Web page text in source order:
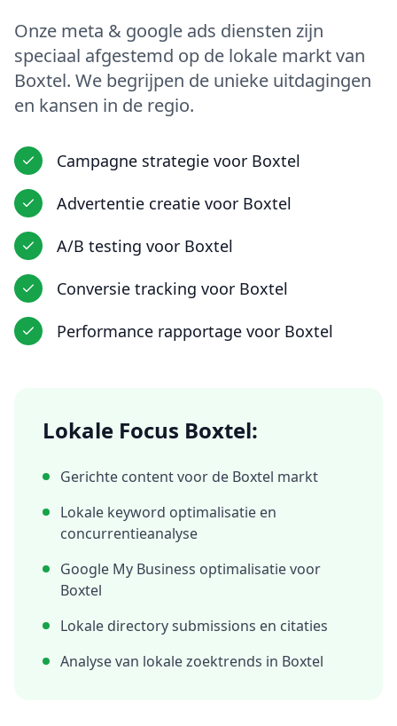
Onze meta & google ads diensten zijn
speciaal afgestemd op de lokale markt van
Boxtel. We begrijpen de unieke uitdagingen
en kansen in de regio.
Campagne strategie voor Boxtel
Advertentie creatie voor Boxtel
A/B testing voor Boxtel
Conversie tracking voor Boxtel
Performance rapportage voor Boxtel
Lokale Focus Boxtel:
Gerichte content voor de Boxtel markt
Lokale keyword optimalisatie en
concurrentieanalyse
Google My Business optimalisatie voor
Boxtel
Lokale directory submissions en citaties
Analyse van lokale zoektrends in Boxtel